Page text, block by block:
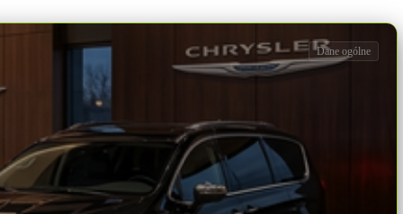
Dane ogólne